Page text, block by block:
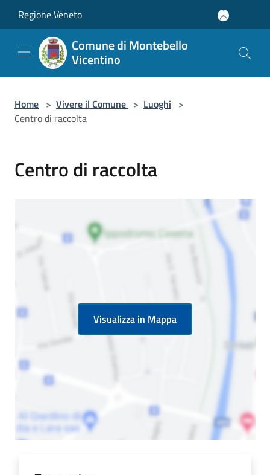
Regione Veneto
Comune di Montebello
Vicentino
Home > Vivere il Comune > Luoghi >
Centro di raccolta
Centro di raccolta
Visualizza in Mappa